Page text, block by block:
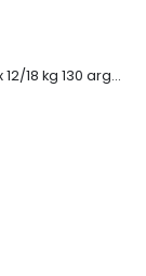
Supporto cerniera incasso dx 12/18 kg 130 argento